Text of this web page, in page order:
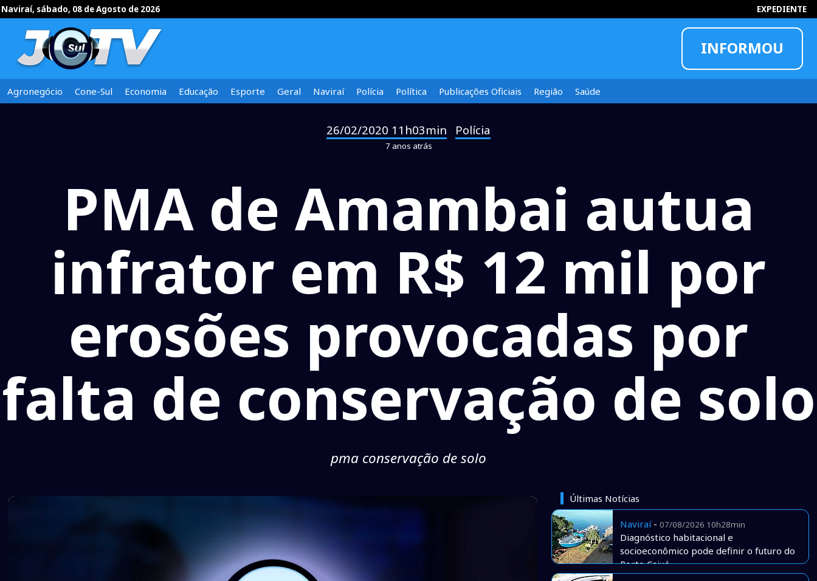
Naviraí, sábado, 08 de Agosto de 2026 EXPEDIENTE
INFORMOU
Agronegócio Cone-Sul Economia Educação Esporte Geral Naviraí Polícia Política Publicações Oficiais Região Saúde
26/02/2020 11h03min Polícia
7 anos atrás
PMA de Amambai autua
infrator em R$ 12 mil por
erosões provocadas por
falta de conservação de solo
pma conservação de solo
Últimas Notícias
Naviraí- 07/08/2026 10h28min
Diagnóstico habitacional e
socioeconômico pode definir o futuro do
Porto Caiuá